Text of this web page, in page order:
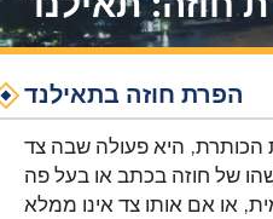
הפרת חוזה בתאילנד
הכותרת, היא פעולה שבה צד
של חוזה בכתב או בעל פה
או אם אותו צד אינו ממלא